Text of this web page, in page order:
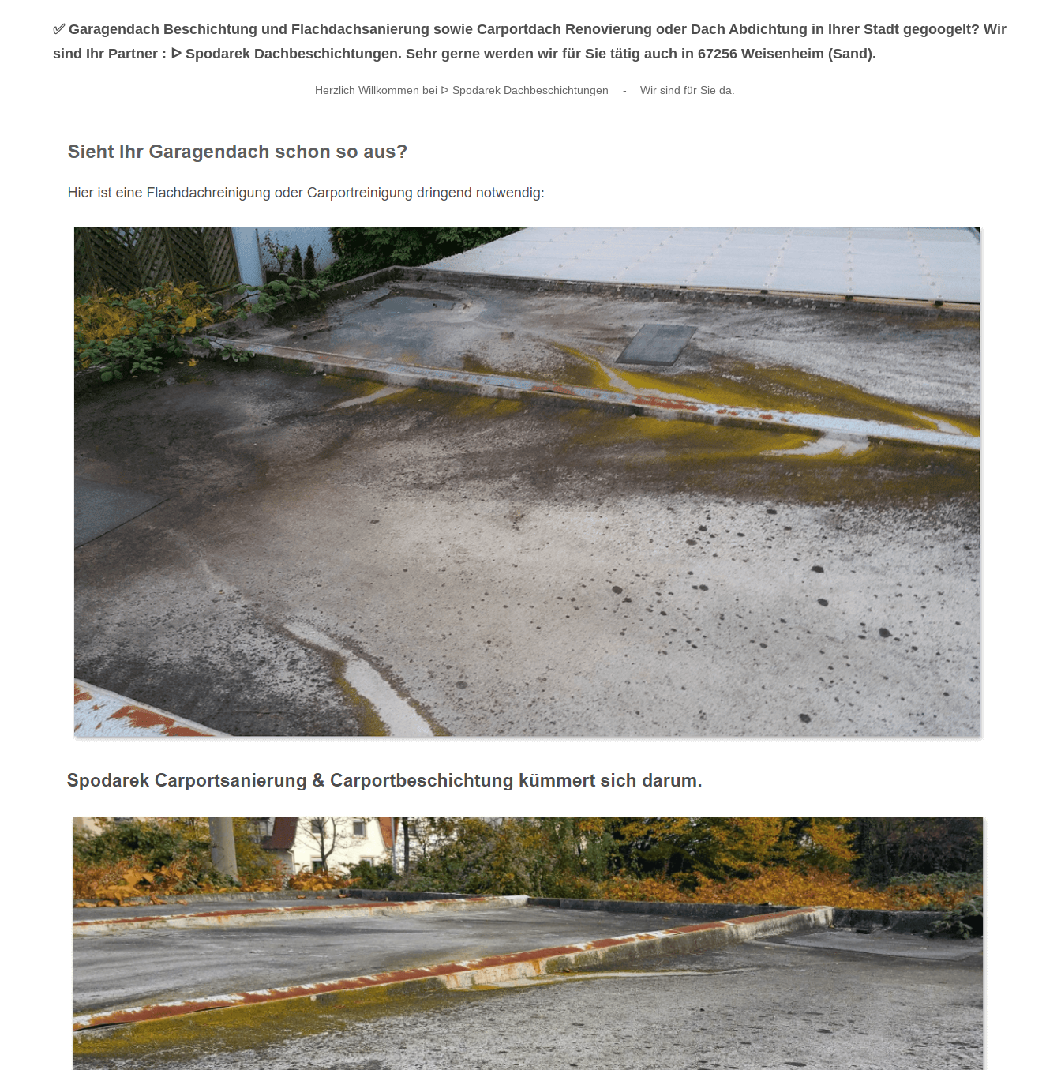
✅ Garagendach Beschichtung und Flachdachsanierung sowie Carportdach Renovierung oder Dach Abdichtung in Ihrer Stadt gegoogelt? Wir
sind Ihr Partner : ᐅ Spodarek Dachbeschichtungen. Sehr gerne werden wir für Sie tätig auch in 67256 Weisenheim (Sand).
Herzlich Willkommen bei ᐅ Spodarek Dachbeschichtungen - Wir sind für Sie da.